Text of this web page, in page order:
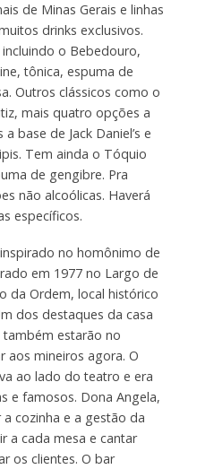
de Minas Gerais e linhas
drinks exclusivos.
o Bebedouro,
tônica, espuma de
Outros clássicos como o
mais quatro opções a
base de Jack Daniel’s e
Tem ainda o Tóquio
de gengibre. Pra
não alcoólicas. Haverá
específicos.
no homônimo de
em 1977 no Largo de
da Ordem, local histórico
dos destaques da casa
estarão no
aos mineiros agora. O
ao lado do teatro e era
e famosos. Dona Angela,
cozinha e a gestão da
a cada mesa e cantar
os clientes. O bar